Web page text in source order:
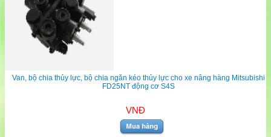
Van, bộ chia thủy lực, bộ chia ngăn kéo thủy lực cho xe nâng hàng Mitsubishi
FD25NT động cơ S4S
VNĐ